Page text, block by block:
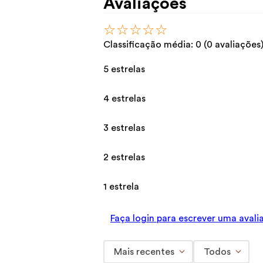
Avaliações
☆☆☆☆☆
Classificação média: 0 (0 avaliações)
5 estrelas
4 estrelas
3 estrelas
2 estrelas
1 estrela
Faça login para escrever uma
Mais recentes Todos